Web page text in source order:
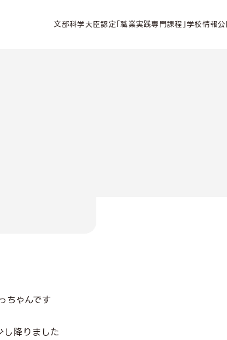
文部科学大臣認定「職業実践専門課程」学校情報
ちゃんです
降りました